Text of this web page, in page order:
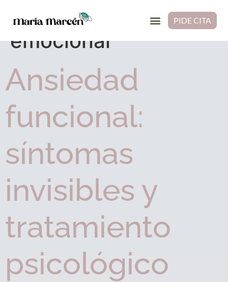
PIDE CITA
Etiqueta:
gestión
emocional
Ansiedad
funcional:
síntomas
invisibles y
tratamiento
psicológico